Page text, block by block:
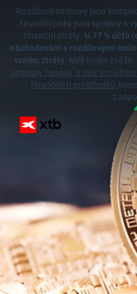
Rozdílové smlouvy jsou
finanční páky jsou spojeny s
finanční ztráty. U 77 % účtů
obchodování s rozdílovými
vzniku ztráty. Měli byste
smlouvy fungují, a zda si
finančních prostředků.